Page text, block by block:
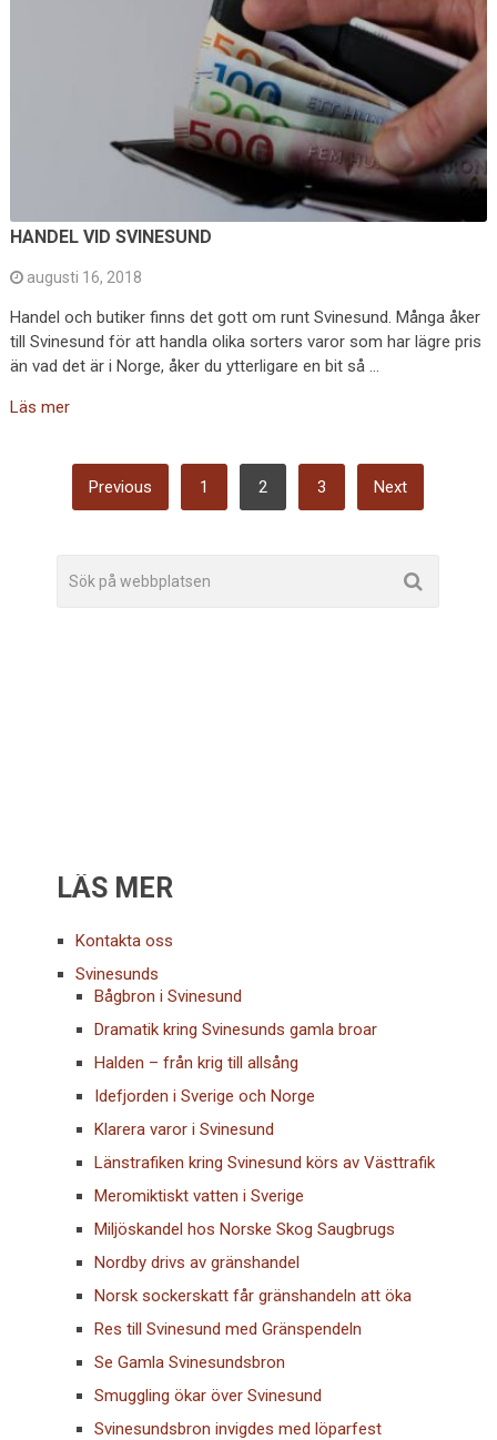
HANDEL VID SVINESUND
augusti 16, 2018
Handel och butiker finns det gott om runt Svinesund. Många åker
till Svinesund för att handla olika sorters varor som har lägre pris
än vad det är i Norge, åker du ytterligare en bit så …
Läs mer
SIDNUMRERING
Previous 1 2 3 Next
LÄS MER
Kontakta oss
Svinesunds
Bågbron i Svinesund
Dramatik kring Svinesunds gamla broar
Halden – från krig till allsång
Idefjorden i Sverige och Norge
Klarera varor i Svinesund
Länstrafiken kring Svinesund körs av Västtrafik
Meromiktiskt vatten i Sverige
Miljöskandel hos Norske Skog Saugbrugs
Nordby drivs av gränshandel
Norsk sockerskatt får gränshandeln att öka
Res till Svinesund med Gränspendeln
Se Gamla Svinesundsbron
Smuggling ökar över Svinesund
Svinesundsbron invigdes med löparfest